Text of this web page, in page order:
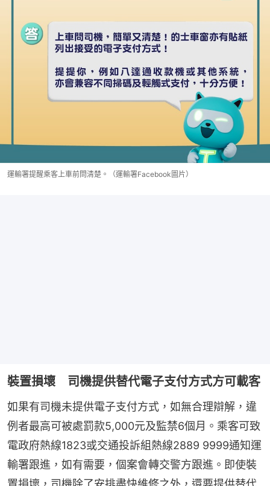
運輸署提醒乘客上車前問清楚。（運輸署Facebook圖片）
裝置損壞 司機提供替代電子支付方式方可載客
如果有司機未提供電子支付方式，如無合理辯解，違
例者最高可被處罰款5,000元及監禁6個月。乘客可致
電政府熱線1823或交通投訴組熱線2889 9999通知運
輸署跟進，如有需要，個案會轉交警方跟進。即使裝